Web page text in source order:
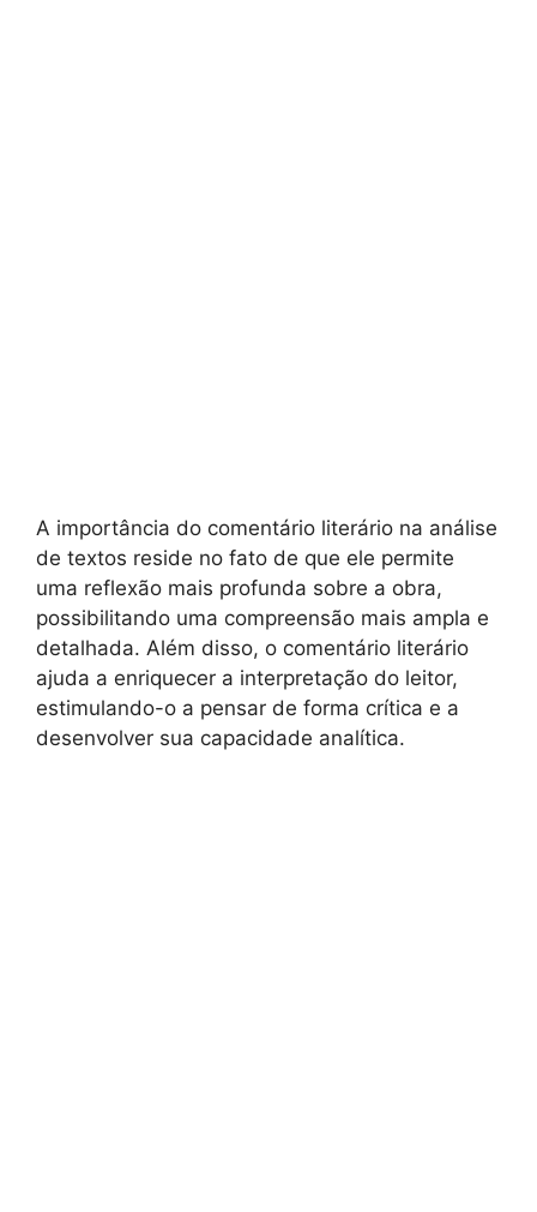
A importância do comentário literário na análise
de textos reside no fato de que ele permite
uma reflexão mais profunda sobre a obra,
possibilitando uma compreensão mais ampla e
detalhada. Além disso, o comentário literário
ajuda a enriquecer a interpretação do leitor,
estimulando-o a pensar de forma crítica e a
desenvolver sua capacidade analítica.